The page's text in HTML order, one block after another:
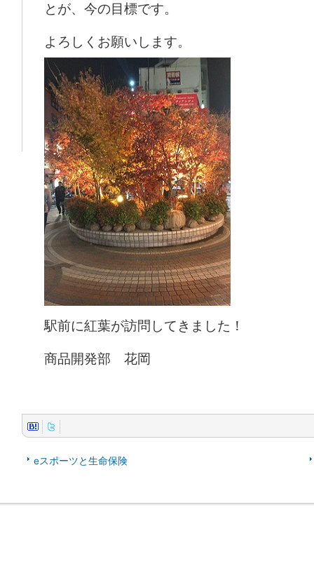
とが、今の目標です。
よろしくお願いします。
駅前に紅葉が訪問してきました！
商品開発部 花岡
eスポーツと生命保険